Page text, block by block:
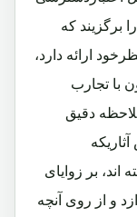
برگزیند که
ارائه دارد،
با تجارب
دقیق
بر زوایای
و از روی آنچه